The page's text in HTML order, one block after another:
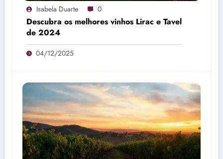
Isabela Duarte 0
Descubra os melhores vinhos Lirac e Tavel
de 2024
04/12/2025